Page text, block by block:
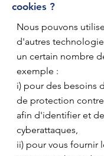
cookies ?
Nous pouvons
d'autres
un certain nombre
exemple :
i) pour des besoins
de protection
afin d'identifier et
cyberattaques,
ii) pour vous fournir